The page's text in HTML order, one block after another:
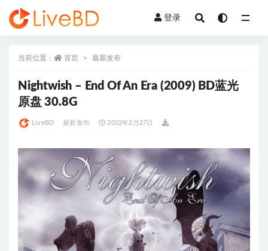
登录
当前位置： 首页 最新发布
Nightwish – End Of An Era (2009) BD蓝光
原盘 30.8G
LiveBD 最新发布 2022年2月27日